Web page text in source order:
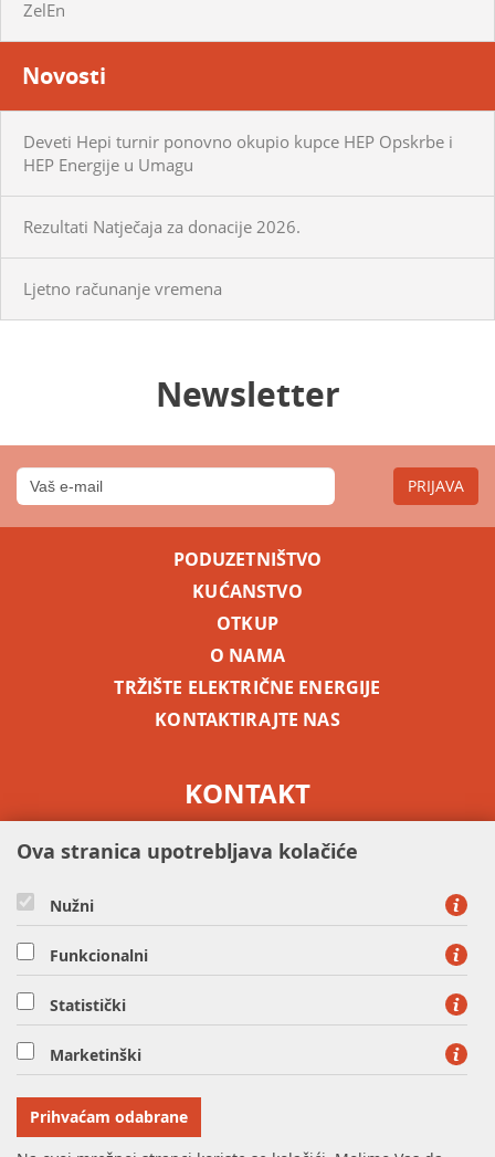
ZelEn
Novosti
Deveti Hepi turnir ponovno okupio kupce HEP Opskrbe i
HEP Energije u Umagu
Rezultati Natječaja za donacije 2026.
Ljetno računanje vremena
Newsletter
PRIJAVA
PODUZETNIŠTVO
KUĆANSTVO
OTKUP
O NAMA
TRŽIŠTE ELEKTRIČNE ENERGIJE
KONTAKTIRAJTE NAS
KONTAKT
HEP OPSKRBA d.o.o. - član HEP grupe, Ulica grada Vukovara
tel: 0800 5255, fax: 01 63 22 409
OIB: 63073332379
Ova stranica upotrebljava kolačiće
Nužni
Funkcionalni
Statistički
Marketinški
Prihvaćam odabrane